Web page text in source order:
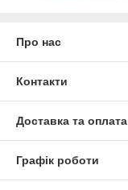
Про нас
Контакти
Доставка та оплата
Графік роботи